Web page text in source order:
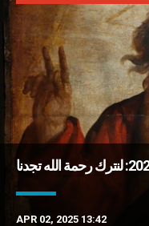
APR 02, 2025 13:42